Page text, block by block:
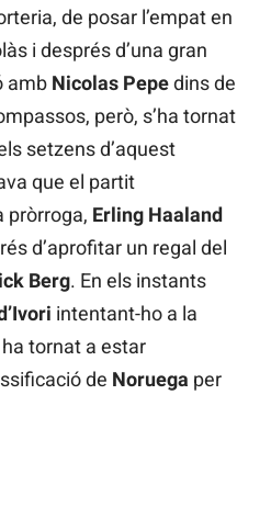
de posar l’empat en
i després d’una gran
amb Nicolas Pepedins de
però, s’ha tornat
setzens d’aquest
que el partit
pròrroga, Erling Haaland
d’aprofitar un regal del
Berg. En els instants
intentant-ho a la
ha tornat a estar
de Noruega per